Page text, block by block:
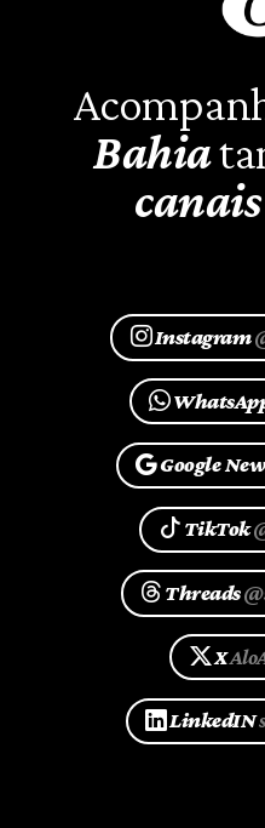
Bahia
Instagram
Google
TikTok
Threads
X
LinkedIN